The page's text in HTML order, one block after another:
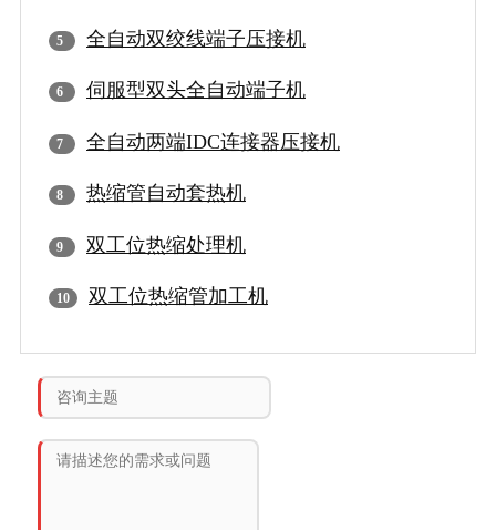
全自动双绞线端子压接机
伺服型双头全自动端子机
全自动两端IDC连接器压接机
热缩管自动套热机
双工位热缩处理机
双工位热缩管加工机